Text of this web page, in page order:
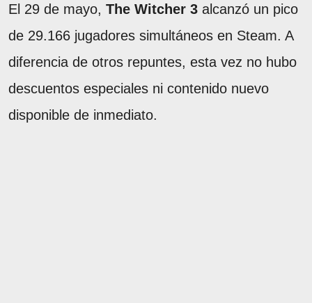
El 29 de mayo, The Witcher 3 alcanzó un pico
de 29.166 jugadores simultáneos en Steam. A
diferencia de otros repuntes, esta vez no hubo
descuentos especiales ni contenido nuevo
disponible de inmediato.